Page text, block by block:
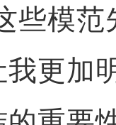
模范
更加